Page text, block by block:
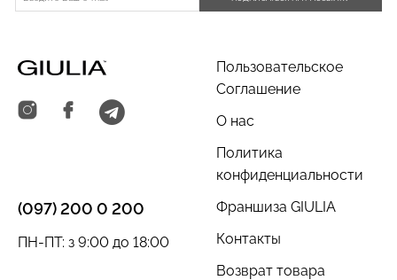
Пользовательское
Соглашение
О нас
Политика
конфиденциальности
Франшиза GIULIA
Контакты
Возврат товара
(097) 200 0 200
ПН-ПТ: з 9:00 до 18:00